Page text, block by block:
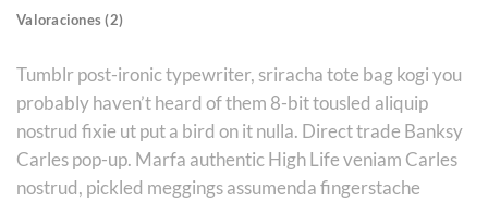
Valoraciones (2)
Tumblr post-ironic typewriter, sriracha tote bag kogi you
probably haven’t heard of them 8-bit tousled aliquip
nostrud fixie ut put a bird on it nulla. Direct trade Banksy
Carles pop-up. Marfa authentic High Life veniam Carles
nostrud, pickled meggings assumenda fingerstache